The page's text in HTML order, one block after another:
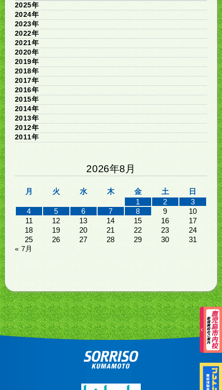
2025年
2024年
2023年
2022年
2021年
2020年
2019年
2018年
2017年
2016年
2015年
2014年
2013年
2012年
2011年
2026年8月
月 火 水 木 金 土
日
1
2
3
4
5 6 7 8 9
10
11
12 13 14 15 16
17
18
19 20 21 22 23
24
25
26 27 28 29 30 31
« 7月